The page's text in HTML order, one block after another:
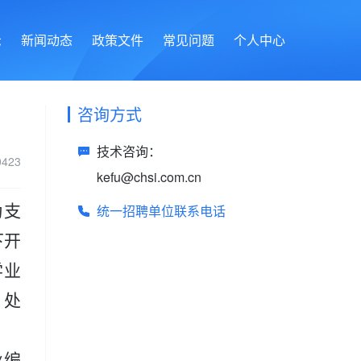
新闻动态 政策文件 常见问题 个人中心
咨询方式
技术咨询：
kefu@chsi.com.cn
统一招聘单位联系电话